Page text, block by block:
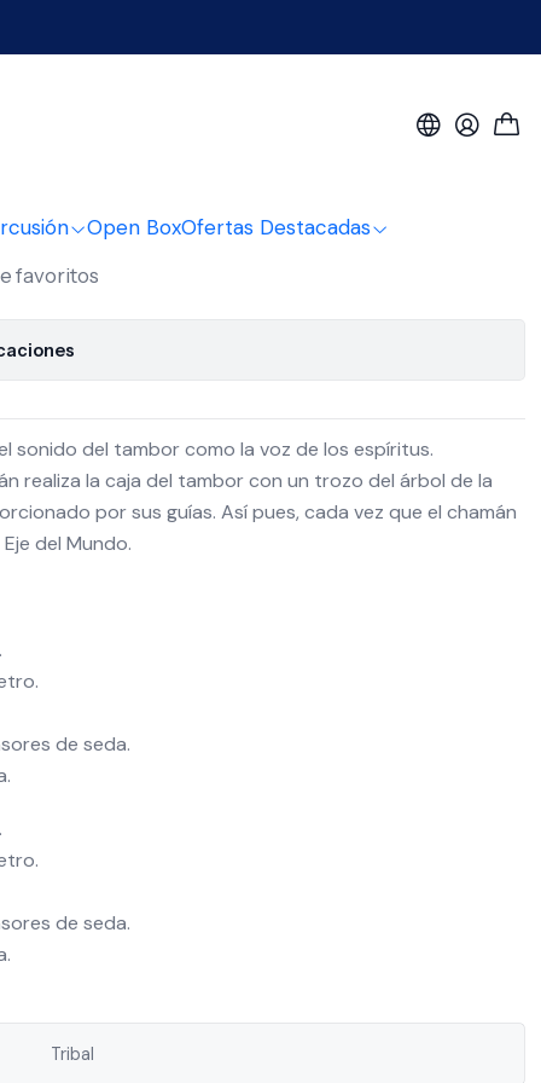
Open BoxOfertas Destacadas
Tribal 20'' cuero
favoritos
sonido del tambor como la voz de los espí­ritus.
realiza la caja del tambor con un trozo del árbol de la
por sus guí­as. Así­ pues, cada vez que el chamán
del Mundo.
de seda.
de seda.
Tribal